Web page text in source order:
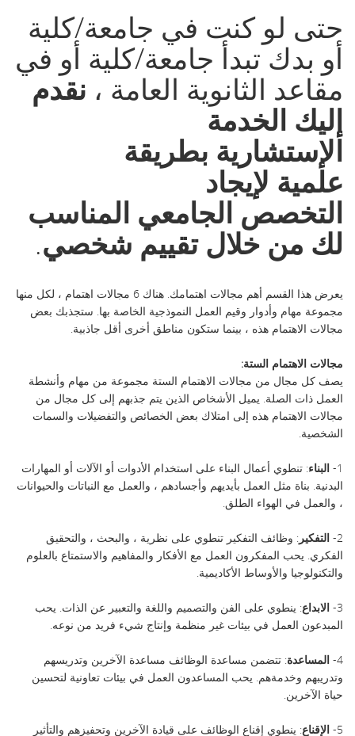
حتى لو كنت في جامعة/كلية
أو بدك تبدأ جامعة/كلية أو في
مقاعد الثانوية العامة ، نقدم
إليك الخدمة
الإستشارية بطريقة
علمية لإيجاد
التخصص الجامعي المناسب
لك من خلال تقييم شخصي.
يعرض هذا القسم أهم مجالات اهتمامك. هناك 6 مجالات اهتمام ، لكل منها
مجموعة مهام وأدوار وقيم العمل النموذجية الخاصة بها. ستجذبك بعض
مجالات الاهتمام هذه ، بينما ستكون مناطق أخرى أقل جاذبية.
مجالات الاهتمام الستة:
يصف كل مجال من مجالات الاهتمام الستة مجموعة من مهام وأنشطة
العمل ذات الصلة. يميل الأشخاص الذين يتم جذبهم إلى كل مجال من
مجالات الاهتمام هذه إلى امتلاك بعض الخصائص والتفضيلات والسمات
الشخصية.
1- البناء: تنطوي أعمال البناء على استخدام الأدوات أو الآلات أو المهارات
البدنية. بناة مثل العمل بأيديهم وأجسادهم ، والعمل مع النباتات والحيوانات
، والعمل في الهواء الطلق.
2- التفكير : وظائف التفكير تنطوي على نظرية ، والبحث ، والتحقيق
الفكري. يحب المفكرون العمل مع الأفكار والمفاهيم والاستمتاع بالعلوم
والتكنولوجيا والأوساط الأكاديمية.
3- الابداع: ينطوي على الفن والتصميم واللغة والتعبير عن الذات. يحب
المبدعون العمل في بيئات غير منظمة وإنتاج شيء فريد من نوعه.
4- المساعدة: تتضمن مساعدة الوظائف مساعدة الآخرين وتدريسهم
وتدريبهم وخدمةهم. يحب المساعدون العمل في بيئات تعاونية لتحسين
حياة الآخرين.
5- الإقناع: ينطوي إقناع الوظائف على قيادة الآخرين وتحفيزهم والتأثير